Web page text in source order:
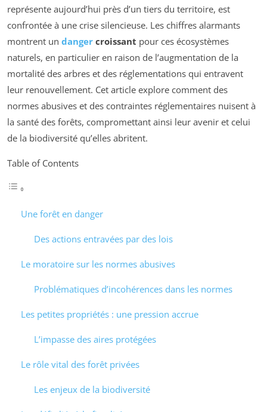
représente aujourd’hui près d’un tiers du territoire, est
confrontée à une crise silencieuse. Les chiffres alarmants
montrent un danger croissant pour ces écosystèmes
naturels, en particulier en raison de l’augmentation de la
mortalité des arbres et des réglementations qui entravent
leur renouvellement. Cet article explore comment des
normes abusives et des contraintes réglementaires nuisent à
la santé des forêts, compromettant ainsi leur avenir et celui
de la biodiversité qu’elles abritent.
Table of Contents
Une forêt en danger
Des actions entravées par des lois
Le moratoire sur les normes abusives
Problématiques d’incohérences dans les normes
Les petites propriétés : une pression accrue
L’impasse des aires protégées
Le rôle vital des forêt privées
Les enjeux de la biodiversité